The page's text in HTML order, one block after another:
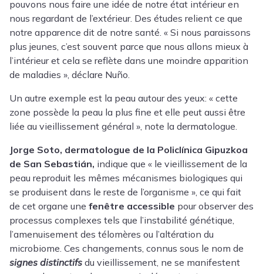
pouvons nous faire une idée de notre état intérieur en
nous regardant de l’extérieur. Des études relient ce que
notre apparence dit de notre santé. « Si nous paraissons
plus jeunes, c’est souvent parce que nous allons mieux à
l’intérieur et cela se reflète dans une moindre apparition
de maladies », déclare Nuño.
Un autre exemple est la peau autour des yeux: « cette
zone possède la peau la plus fine et elle peut aussi être
liée au vieillissement général », note la dermatologue.
Jorge Soto, dermatologue de la Policlínica Gipuzkoa
de San Sebastián, indique que « le vieillissement de la
peau reproduit les mêmes mécanismes biologiques qui
se produisent dans le reste de l’organisme », ce qui fait
de cet organe une fenêtre accessible pour observer des
processus complexes tels que l’instabilité génétique,
l’amenuisement des télomères ou l’altération du
microbiome. Ces changements, connus sous le nom de
signes distinctifs du vieillissement, ne se manifestent